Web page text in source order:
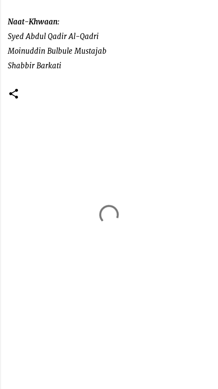
Naat-Khwaan:
Syed Abdul Qadir Al-Qadri
Moinuddin Bulbule Mustajab
Shabbir Barkati